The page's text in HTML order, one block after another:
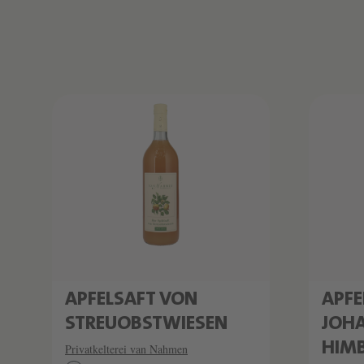
APFELSAFT VON
STREUOBSTWIESEN
Privatkelterei van Nahmen